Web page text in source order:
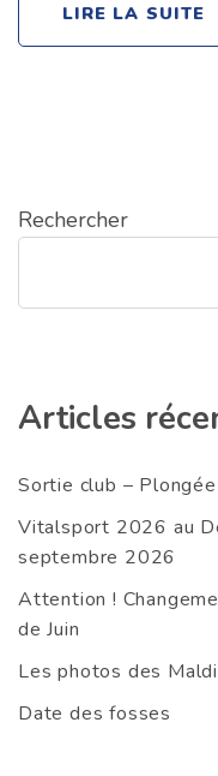
LIRE LA SUITE
Rechercher
Articles
Sortie club –
Vitalsport 2026 au
septembre 2026
Attention !
de Juin
Les photos des
Date des fosses